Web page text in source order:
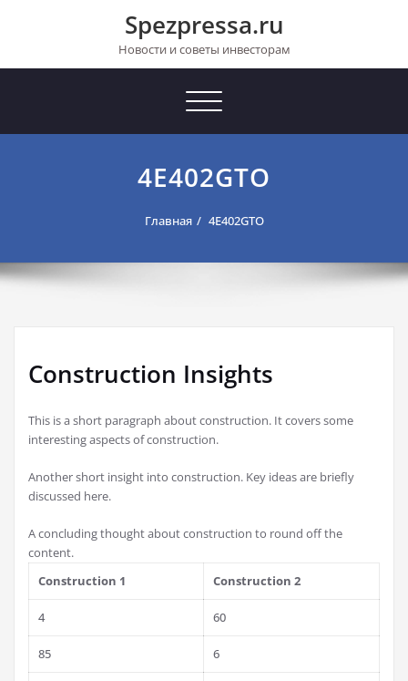
Spezpressa.ru
Новости и советы инвесторам
Toggle
4E402GTO
Главная 4E402GTO
Construction Insights
This is a short paragraph about construction. It covers some
interesting aspects of construction.
Another short insight into construction. Key ideas are briefly
discussed here.
A concluding thought about construction to round off the
content.
Construction 1
Construction 2
4 60
85 6